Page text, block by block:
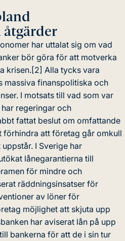
har uttalat sig om vad
bör göra för att motverka
krisen.[2] Alla tycks vara
massiva finanspolitiska och
I motsats till vad som var
regeringar och
fattat beslut om omfattande
förhindra att företag går omkull
I Sverige har
lånegarantierna till
för mindre och
räddningsinsatser för
av löner för
möjlighet att skjuta upp
har aviserat lån på upp
bankerna för att de i sin tur